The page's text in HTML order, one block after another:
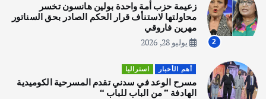
4
المقبل
يوليو 28, 2026
أهم الأخبار ثقافة وفنون
انطلاق ورشة التمثيل في مدينة كلباء الاماراتية
أغسطس 5, 2026
2
زعيمة حزب أمة واحدة بولين هانسون تخسر
محاولتها لاستنأف قرار الحكم الصادر بحق السناتور
مهرين فاروقي
يوليو 28, 2026
أهم الأخبار استراليا
مسرح الوعد في سدني تقدم المسرحية الكوميدية
الهادفة ” من الباب للباب “